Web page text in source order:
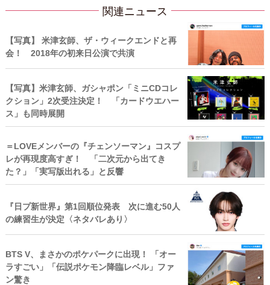
関連ニュース
【写真】 米津玄師、ザ・ウィークエンドと再
会！ 2018年の初来日公演で共演
【写真】米津玄師、ガシャポン「ミニCDコレ
クション」2次受注決定！ 「カードウエハー
ス」も同時展開
＝LOVEメンバーの『チェンソーマン』コスプ
レが再現度高すぎ！ 「二次元から出てき
た？」「実写版出れる」と反響
『日プ新世界』第1回順位発表 次に進む50人
の練習生が決定〈ネタバレあり〉
BTS V、まさかのポケパークに出現！ 「オー
ラすごい」「伝説ポケモン降臨レベル」ファ
ン驚き